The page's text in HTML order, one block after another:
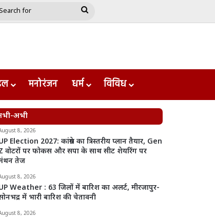
Play
Search
मनोरंजन धर्म विविध
अभी
8, 2026
Election 2027: कांग्रेस का त्रिस्तरीय प्लान तैयार, Gen
वोटरों पर फोकस और सपा के साथ सीट शेयरिंग पर
तेज
8, 2026
Weather : 63 जिलों में बारिश का अलर्ट, मीरजापुर-
में भारी बारिश की चेतावनी
8, 2026